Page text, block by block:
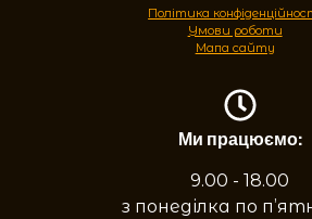
Політика
Умови роботи
Мапа сайту
Ми працюємо:
9.00 - 18.00
з понеділка по